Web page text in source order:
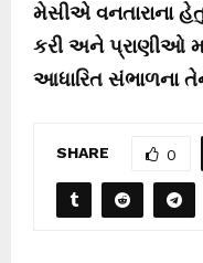
મેસીએ વનતારાના
કરી અને પ્રાણીઓ
આધારિત સંભાળના
SHARE 0